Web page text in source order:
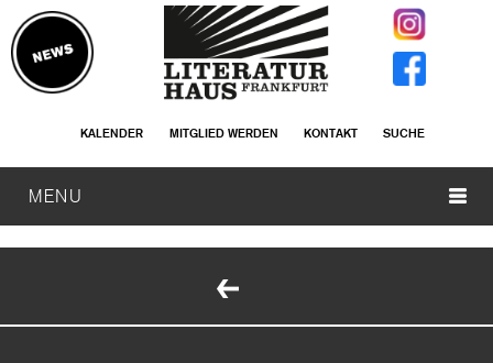
KALENDER MITGLIED WERDEN KONTAKT SUCHE
MENU